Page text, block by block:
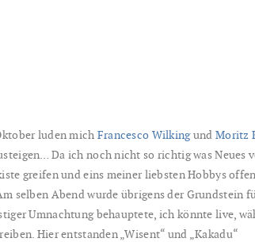
luden mich Francesco Wilkingund Moritz
Da ich noch nicht so richtig was Neues
greifen und eins meiner liebsten Hobbys
selben Abendwurde übrigens der Grundstein
Umnachtung behauptete, ich könnte live,
Hier entstanden „Wisent“ und „Kakadu“